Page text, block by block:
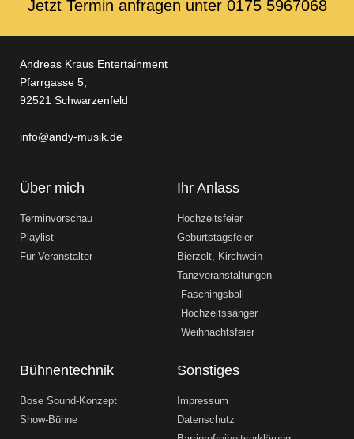
Jetzt Termin anfragen unter ‭0175 5967068‬
Andreas Kraus Entertainment
Pfarrgasse 5,
92521 Schwarzenfeld
info@andy-musik.de
Über mich
Terminvorschau
Playlist
Für Veranstalter
Ihr Anlass
Hochzeitsfeier
Geburtstagsfeier
Bierzelt, Kirchweih
Tanzveranstaltungen
Faschingsball
Hochzeitssänger
Weihnachtsfeier
Bühnentechnik
Bose Sound-Konzept
Show-Bühne
Sonstiges
Impressum
Datenschutz